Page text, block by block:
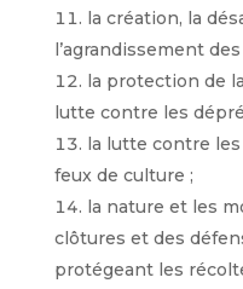
la création, la
l’agrandissement
la protection de
lutte contre les
la lutte contre
feux de culture ;
la nature et les
clôtures et des
protégeant les